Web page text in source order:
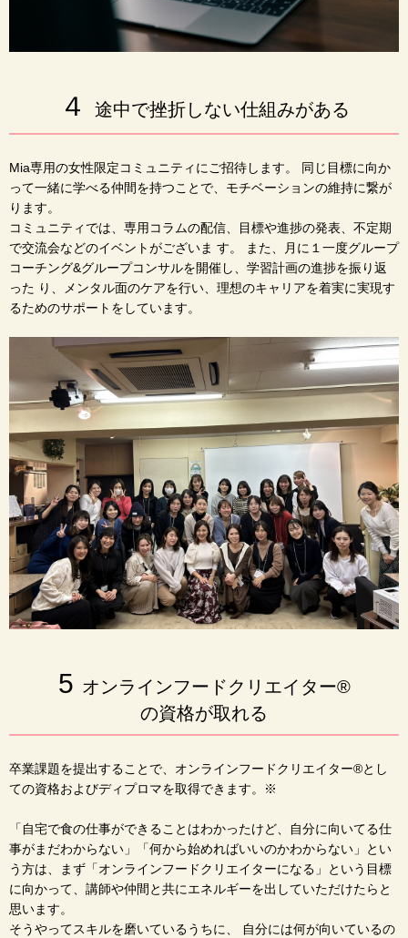
４ 途中で挫折しない仕組みがある
Mia専用の女性限定コミュニティにご招待します。 同じ目標に向か
って一緒に学べる仲間を持つことで、モチベーションの維持に繋が
ります。
コミュニティでは、専用コラムの配信、目標や進捗の発表、不定期
で交流会などのイベントがございま す。 また、月に１一度グループ
コーチング&グループコンサルを開催し、学習計画の進捗を振り返
った り、メンタル面のケアを行い、理想のキャリアを着実に実現す
るためのサポートをしています。
5 オンラインフードクリエイター®️
の資格が取れる
卒業課題を提出することで、オンラインフードクリエイター®︎とし
ての資格およびディプロマを取得できます。※
「自宅で食の仕事ができることはわかったけど、自分に向いてる仕
事がまだわからない」「何から始めればいいのかわからない」とい
う方は、まず「オンラインフードクリエイターになる」という目標
に向かって、講師や仲間と共にエネルギーを出していただけたらと
思います。
そうやってスキルを磨いているうちに、 自分には何が向いているの